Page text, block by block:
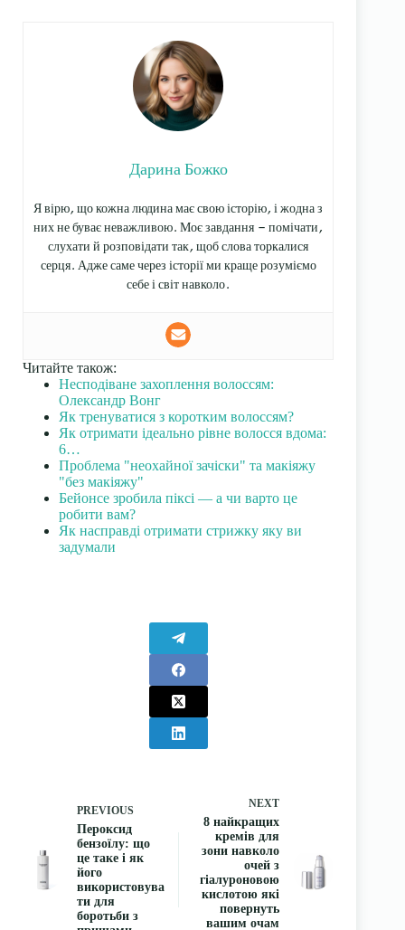
Дарина Божко
Я вірю, що кожна людина має свою історію, і жодна з
них не буває неважливою. Моє завдання — помічати,
слухати й розповідати так, щоб слова торкалися
серця. Адже саме через історії ми краще розуміємо
себе і світ навколо.
Читайте також:
Несподіване захоплення волоссям:
Олександр Вонг
Як тренуватися з коротким волоссям?
Як отримати ідеально рівне волосся вдома:
6…
Проблема "неохайної зачіски" та макіяжу
"без макіяжу"
Бейонсе зробила піксі — а чи варто це
робити вам?
Як насправді отримати стрижку яку ви
задумали
PREVIOUS
Пероксид
бензоїлу: що
це таке і як
його
використовува
ти для
боротьби з
NEXT
8 найкращих
кремів для
зони навколо
очей з
гіалуроновою
кислотою які
повернуть
вашим очам